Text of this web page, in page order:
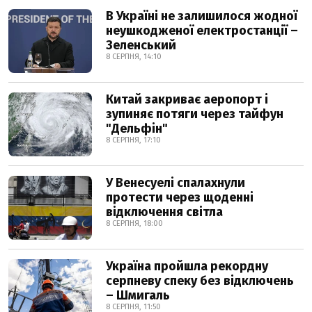
В Україні не залишилося жодної
неушкодженої електростанції –
Зеленський
8 СЕРПНЯ, 14:10
Китай закриває аеропорт і
зупиняє потяги через тайфун
"Дельфін"
8 СЕРПНЯ, 17:10
У Венесуелі спалахнули
протести через щоденні
відключення світла
8 СЕРПНЯ, 18:00
Україна пройшла рекордну
серпневу спеку без відключень
– Шмигаль
8 СЕРПНЯ, 11:50